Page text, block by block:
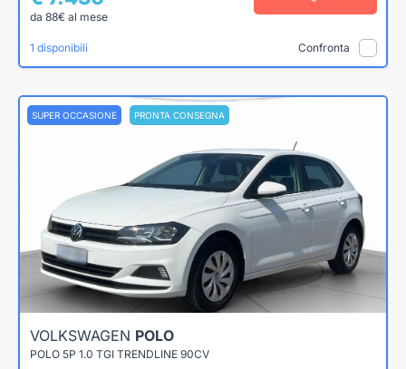
da 88€ al mese
1 disponibili Confronta
SUPER OCCASIONE PRONTA CONSEGNA
VOLKSWAGEN POLO
POLO 5P 1.0 TGI TRENDLINE 90CV